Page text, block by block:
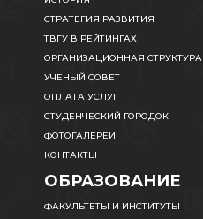
СТРАТЕГИЯ РАЗВИТИЯ
ТВГУ В РЕЙТИНГАХ
ОРГАНИЗАЦИОННАЯ СТРУКТУРА
УЧЕНЫЙ СОВЕТ
ОПЛАТА УСЛУГ
СТУДЕНЧЕСКИЙ ГОРОДОК
ФОТОГАЛЕРЕИ
КОНТАКТЫ
ОБРАЗОВАНИЕ
ФАКУЛЬТЕТЫ И ИНСТИТУТЫ